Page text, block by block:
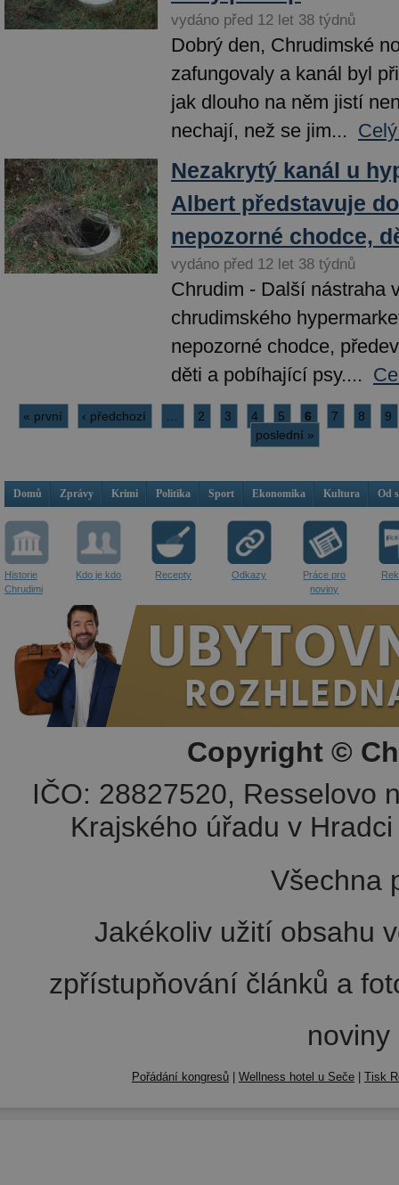
vydáno před 12 let 38 týdnů
Dobrý den, Chrudimské
zafungovaly a kanál byl
jak dlouho na něm jistí
nechají, než se jim...
Nezakrytý kanál u
Albert představuje
nepozorné chodce,
vydáno před 12 let 38 týdnů
Chrudim - Další nástraha
chrudimského
nepozorné chodce,
děti a pobíhající psy....
« první ‹ předchozí 2 3 4 5 6 7 8
9
poslední »
Domů Zprávy Krimi Politika Sport Ekonomika Kultura Od
Historie
Chrudimi
Kdo je kdo Recepty Odkazy
Práce pro
noviny
Copyright ©
IČO: 28827520, Resselovo
Krajského úřadu v
Všechna
Jakékoliv užití obsahu
zpřístupňování článků a
Pořádání kongresů | Wellness hotel u Seče | Tisk